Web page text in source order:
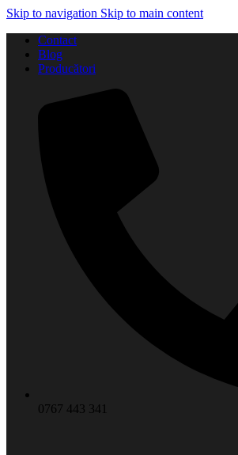
Skip to navigation Skip to main content
Contact
Blog
Producători
0767 443 341